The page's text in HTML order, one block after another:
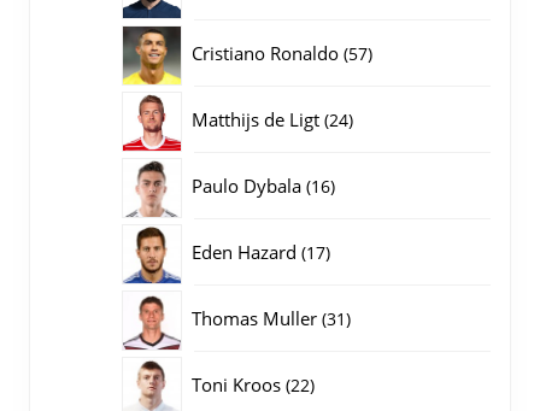
Cristiano Ronaldo 5757
Matthijs de Ligt 2424
Paulo Dybala 1616
Eden Hazard 1717
Thomas Muller 3131
Toni Kroos 2222